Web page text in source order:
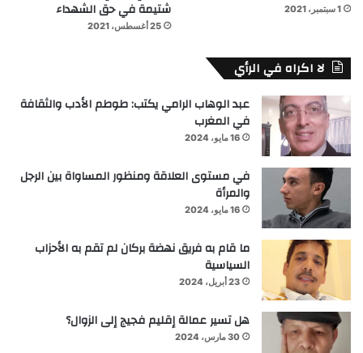
1 سبتمبر، 2021
شتيمة في حق الشهداء
25 أغسطس، 2021
لا اكراه في الرأي
عبد الوهاب الرامي يكتب: طوطم الأدب والثقافة
في المغرب
16 مايو، 2024
في مستوى العلاقة ومنظور المساواة بين الرجل
والمرأة
16 مايو، 2024
ما قام به فريق نهضة بركان لم تقم به الأحزاب
السياسية
23 أبريل، 2024
هل تسير عمالة إقليم فجيج إلى الزوال؟
30 مارس، 2024